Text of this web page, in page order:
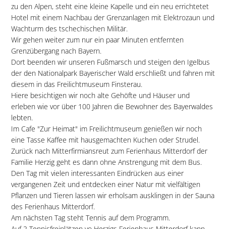
zu den Alpen, steht eine kleine Kapelle und ein neu errichtetet
Hotel mit einem Nachbau der Grenzanlagen mit Elektrozaun und
Wachturm des tschechischen Militär.
Wir gehen weiter zum nur ein paar Minuten entfernten
Grenzübergang nach Bayern.
Dort beenden wir unseren Fußmarsch und steigen den Igelbus
der den Nationalpark Bayerischer Wald erschließt und fahren mit
diesem in das Freilichtmuseum Finsterau.
Hiere besichtigen wir noch alte Gehöfte und Häuser und
erleben wie vor über 100 Jahren die Bewohner des Bayerwaldes
lebten.
Im Cafe "Zur Heimat" im Freilichtmuseum genießen wir noch
eine Tasse Kaffee mit hausgemachten Kuchen oder Strudel.
Zurück nach Mitterfirmiansreut zum Ferienhaus Mitterdorf der
Familie Herzig geht es dann ohne Anstrengung mit dem Bus.
Den Tag mit vielen interessanten Eindrücken aus einer
vergangenen Zeit und entdecken einer Natur mit vielfältigen
Pflanzen und Tieren lassen wir erholsam ausklingen in der Sauna
des Ferienhaus Mitterdorf.
Am nächsten Tag steht Tennis auf dem Programm.